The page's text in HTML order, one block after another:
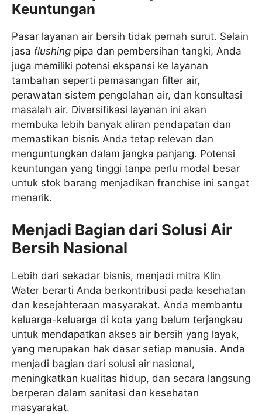
Keuntungan
Pasar layanan air bersih tidak pernah surut. Selain
jasa flushing pipa dan pembersihan tangki, Anda
juga memiliki potensi ekspansi ke layanan
tambahan seperti pemasangan filter air,
perawatan sistem pengolahan air, dan konsultasi
masalah air. Diversifikasi layanan ini akan
membuka lebih banyak aliran pendapatan dan
memastikan bisnis Anda tetap relevan dan
menguntungkan dalam jangka panjang. Potensi
keuntungan yang tinggi tanpa perlu modal besar
untuk stok barang menjadikan franchise ini sangat
menarik.
Menjadi Bagian dari Solusi Air
Bersih Nasional
Lebih dari sekadar bisnis, menjadi mitra Klin
Water berarti Anda berkontribusi pada kesehatan
dan kesejahteraan masyarakat. Anda membantu
keluarga-keluarga di kota yang belum terjangkau
untuk mendapatkan akses air bersih yang layak,
yang merupakan hak dasar setiap manusia. Anda
menjadi bagian dari solusi air nasional,
meningkatkan kualitas hidup, dan secara langsung
berperan dalam sanitasi dan kesehatan
masyarakat.